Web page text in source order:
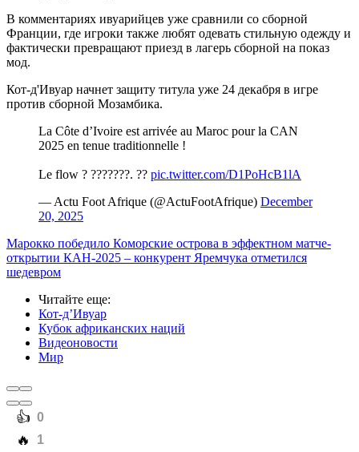
В комментариях ивуарийцев уже сравнили со сборной
Франции, где игроки также любят одевать стильную одежду и
фактически превращают приезд в лагерь сборной на показ
мод.
Кот-д'Ивуар начнет защиту титула уже 24 декабря в игре
против сборной Мозамбика.
La Côte d’Ivoire est arrivée au Maroc pour la CAN
2025 en tenue traditionnelle !
Le flow ? ???????. ?? pic.twitter.com/D1PoHcB1lA
— Actu Foot Afrique (@ActuFootAfrique) December
20, 2025
Марокко победило Коморские острова в эффектном матче-
открытии КАН-2025 – конкурент Яремчука отметился
шедевром
Читайте еще:
Кот-дʼИвуар
Кубок африканских наций
Видеоновости
Мир
️👍 0
️🔥 1